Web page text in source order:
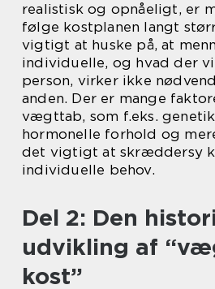
realistisk og opnåeligt, er
følge kostplanen langt
vigtigt at huske på, at
individuelle, og hvad der
person, virker ikke
anden. Der er mange
vægttab, som f.eks.
hormonelle forhold og
det vigtigt at skræddersy
individuelle behov.
Del 2: Den
udvikling af
kost”